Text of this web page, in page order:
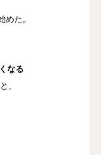
めた。
なる
、